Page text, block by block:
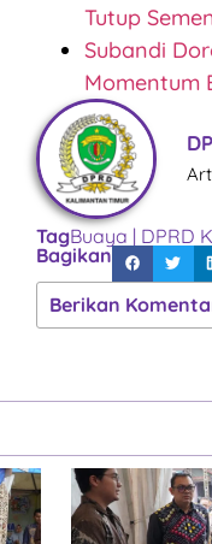
Tutup
Subandi
Momentum
TagBuaya | DPRD
Bagikan
Berikan